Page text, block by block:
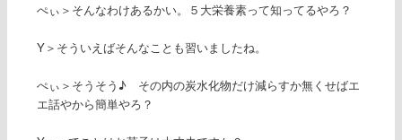
ぺぃ＞そんなわけあるかい。５大栄養素って知ってるやろ？
Y＞そういえばそんなことも習いましたね。
ぺぃ＞そうそう♪ その内の炭水化物だけ減らすか無くせばエ
エ話やから簡単やろ？